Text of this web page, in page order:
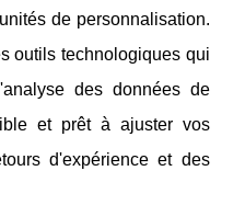
de personnalisation.
outils technologiques qui
des données de
et prêt à ajuster vos
d'expérience et des